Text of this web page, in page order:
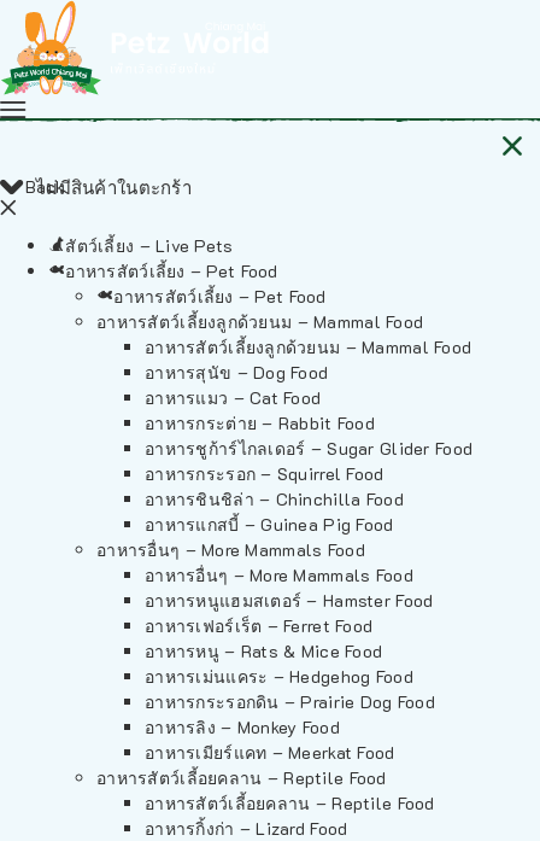
ไม่มีสินค้าในตะกร้า
Back
สัตว์เลี้ยง – Live Pets
อาหารสัตว์เลี้ยง – Pet Food
อาหารสัตว์เลี้ยง – Pet Food
อาหารสัตว์เลี้ยงลูกด้วยนม – Mammal Food
อาหารสัตว์เลี้ยงลูกด้วยนม – Mammal Food
อาหารสุนัข – Dog Food
อาหารแมว – Cat Food
อาหารกระต่าย – Rabbit Food
อาหารชูก้าร์ไกลเดอร์ – Sugar Glider Food
อาหารกระรอก – Squirrel Food
อาหารชินชิล่า – Chinchilla Food
อาหารแกสบี้ – Guinea Pig Food
อาหารอื่นๆ – More Mammals Food
อาหารอื่นๆ – More Mammals Food
อาหารหนูแฮมสเตอร์ – Hamster Food
อาหารเฟอร์เร็ต – Ferret Food
อาหารหนู – Rats & Mice Food
อาหารเม่นแคระ – Hedgehog Food
อาหารกระรอกดิน – Prairie Dog Food
อาหารลิง – Monkey Food
อาหารเมียร์แคท – Meerkat Food
อาหารสัตว์เลี้อยคลาน – Reptile Food
อาหารสัตว์เลี้อยคลาน – Reptile Food
อาหารกิ้งก่า – Lizard Food